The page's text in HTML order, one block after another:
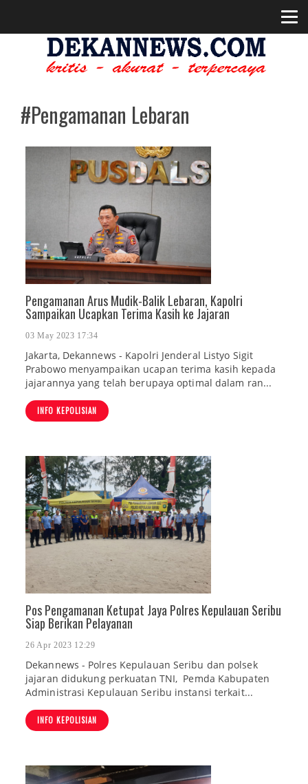
#Pengamanan Lebaran
Pengamanan Arus Mudik-Balik Lebaran, Kapolri
Sampaikan Ucapkan Terima Kasih ke Jajaran
03 May 2023 17:34
Jakarta, Dekannews - Kapolri Jenderal Listyo Sigit
Prabowo menyampaikan ucapan terima kasih kepada
jajarannya yang telah berupaya optimal dalam ran...
INFO KEPOLISIAN
Pos Pengamanan Ketupat Jaya Polres Kepulauan Seribu
Siap Berikan Pelayanan
26 Apr 2023 12:29
Dekannews - Polres Kepulauan Seribu dan polsek
jajaran didukung perkuatan TNI, Pemda Kabupaten
Administrasi Kepulauan Seribu instansi terkait...
INFO KEPOLISIAN